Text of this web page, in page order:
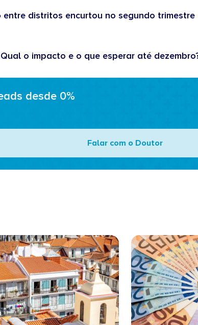
distritos encurtou no segundo trimestre
o impacto e o que esperar até
desde 0%
Falar com o Doutor